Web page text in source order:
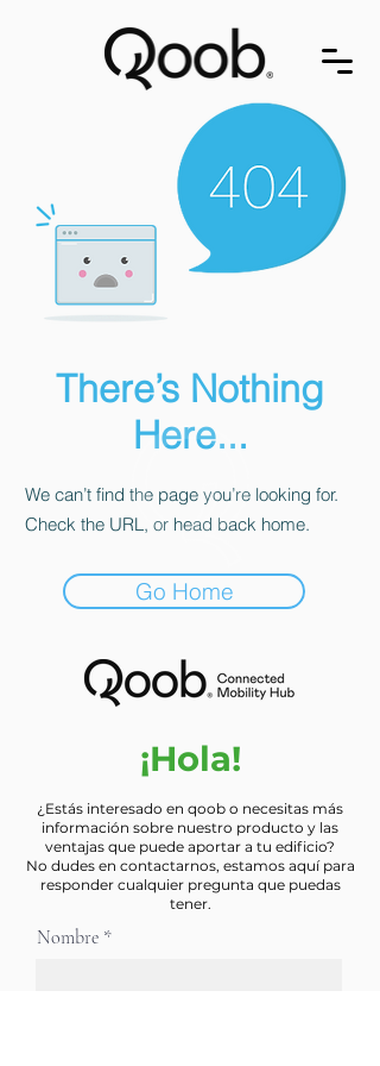
There’s Nothing
Here...
We can’t find the page you’re looking for.
Check the URL, or head back home.
Go Home
¡Hola!
¿Estás interesado en qoob o necesitas más
información sobre nuestro producto y las
ventajas que puede aportar a tu edificio?
No dudes en contactarnos, estamos aquí para
responder cualquier pregunta que puedas
tener.
Nombre